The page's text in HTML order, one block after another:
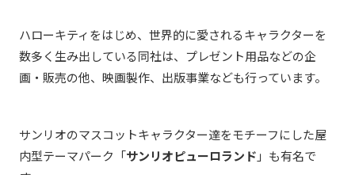
ハローキティをはじめ、世界的に愛されるキャラクターを
数多く生み出している同社は、プレゼント用品などの企
画・販売の他、映画製作、出版事業なども行っています。
サンリオのマスコットキャラクター達をモチーフにした屋
内型テーマパーク「サンリオピューロランド 」も有名で